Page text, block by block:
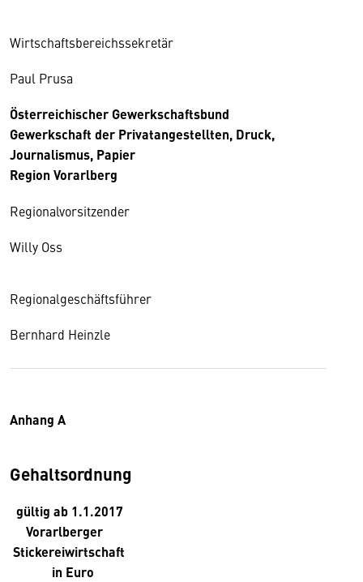
Wirtschaftsbereichssekretär
Paul Prusa
Österreichischer Gewerkschaftsbund
Gewerkschaft der Privatangestellten, Druck,
Journalismus, Papier
Region Vorarlberg
Regionalvorsitzender
Willy Oss
Regionalgeschäftsführer
Bernhard Heinzle
Anhang A
Gehaltsordnung
gültig ab 1.1.2017
Vorarlberger
Stickereiwirtschaft
in Euro